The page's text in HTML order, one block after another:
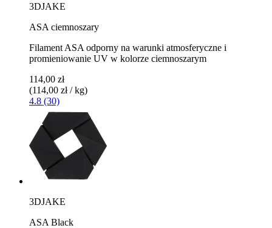
3DJAKE
ASA ciemnoszary
Filament ASA odporny na warunki atmosferyczne i
promieniowanie UV w kolorze ciemnoszarym
114,00 zł
(114,00 zł / kg)
4.8 (30)
3DJAKE
ASA Black